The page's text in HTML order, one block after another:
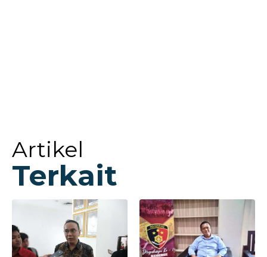
Artikel
Terkait